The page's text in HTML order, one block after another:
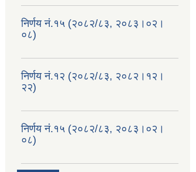
निर्णय नं.१५ (२०८२/८३, २०८३।०२।
०८)
निर्णय नं.१२ (२०८२/८३, २०८२।१२।
२२)
निर्णय नं.१५ (२०८२/८३, २०८३।०२।
०८)